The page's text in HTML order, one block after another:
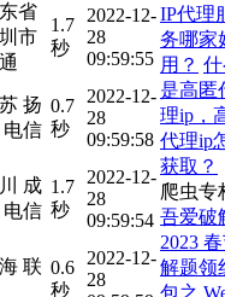
省
市
1.7
秒
2022-12-
28
09:59:55
扬
电信
0.7
秒
2022-12-
28
09:59:58
成
电信
1.7
秒
2022-12-
28
09:59:54
海 联 0.6
秒
2022-12-
28
IP代理
务哪家
用？
是高匿
理ip，
代理ip
获取？
爬虫专
吾爱破
2023
解题领
包之